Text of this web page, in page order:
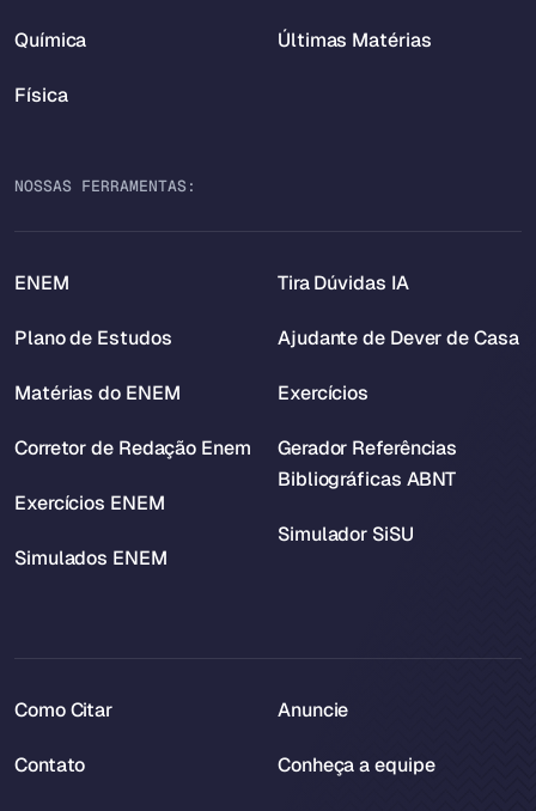
Química
Física
Últimas Matérias
NOSSAS FERRAMENTAS:
ENEM
Plano de Estudos
Matérias do ENEM
Corretor de Redação Enem
Exercícios ENEM
Simulados ENEM
Tira Dúvidas IA
Ajudante de Dever de Casa
Exercícios
Gerador Referências
Bibliográficas ABNT
Simulador SiSU
Como Citar
Contato
Anuncie
Conheça a equipe